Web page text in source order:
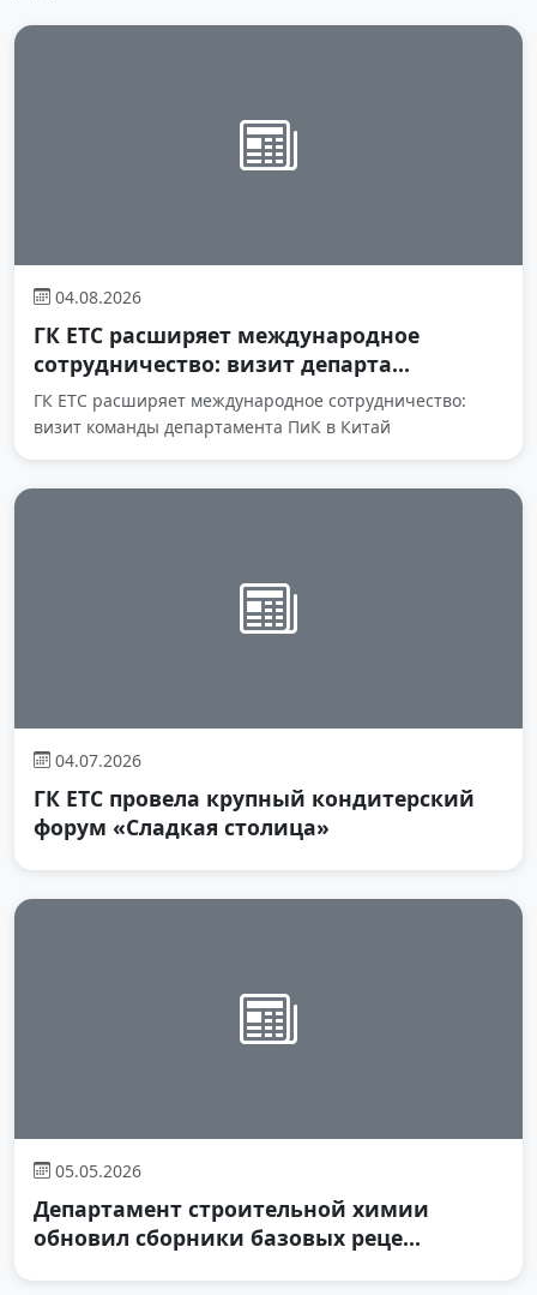
04.08.2026
ГК ЕТС расширяет международное
сотрудничество: визит департа...
ГК ЕТС расширяет международное сотрудничество:
визит команды департамента ПиК в Китай
04.07.2026
ГК ЕТС провела крупный кондитерский
форум «Сладкая столица»
05.05.2026
Департамент строительной химии
обновил сборники базовых реце...